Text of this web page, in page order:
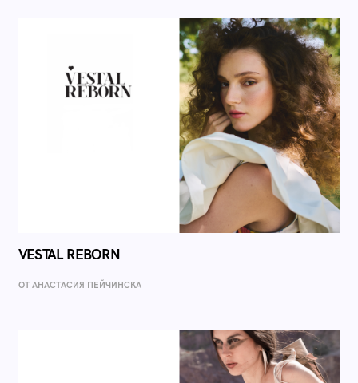
VESTAL REBORN
ОТ AНАСТАСИЯ ПЕЙЧИНСКА